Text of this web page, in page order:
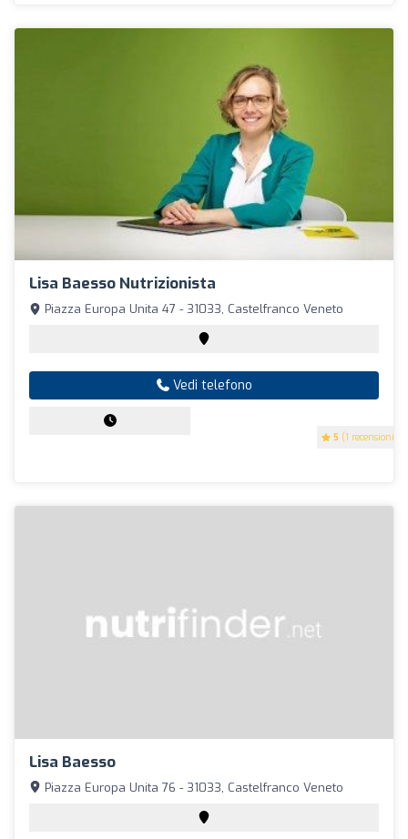
Lisa Baesso Nutrizionista
5 (1 recensioni)
Piazza Europa Unita 47 - 31033, Castelfranco Veneto
Vedi telefono
Lisa Baesso
Piazza Europa Unita 76 - 31033, Castelfranco Veneto